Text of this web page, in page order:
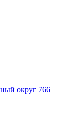
округ 766